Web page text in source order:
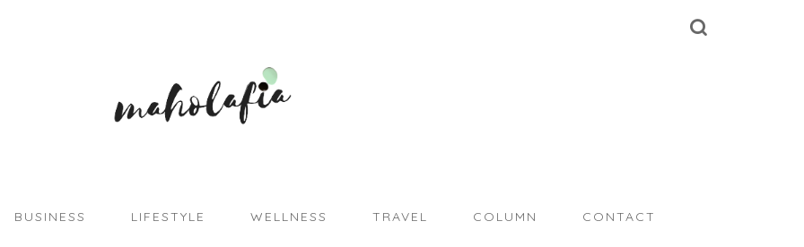
BUSINESS LIFESTYLE WELLNESS TRAVEL COLUMN CONTACT